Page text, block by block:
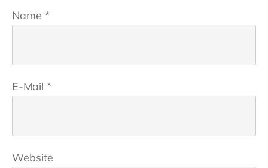
Name *
E-Mail *
Website